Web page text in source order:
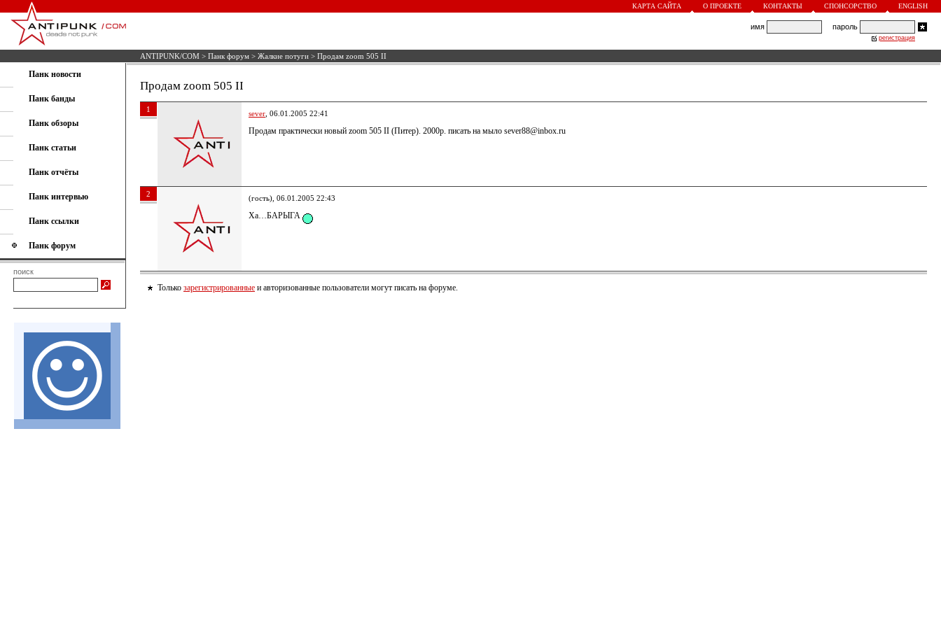
КАРТА САЙТА О ПРОЕКТЕ КОНТАКТЫ СПОНСОРСТВО ENGLISH
имя пароль
регистрация
ANTIPUNK/COM > Панк форум > Жалкие потуги > Продам zoom 505 II
Панк новости
Панк банды
Панк обзоры
Панк статьи
Панк отчёты
Панк интервью
Панк ссылки
Панк форум
поиск
Продам zoom 505 II
1 sever , 06.01.2005 22:41
Продам практически новый zoom 505 II (Питер). 2000р. писать на мыло sever88@inbox.ru
2 (гость), 06.01.2005 22:43
Ха…БАРЫГА
Только зарегистрированные и авторизованные пользователи могут писать на форуме.